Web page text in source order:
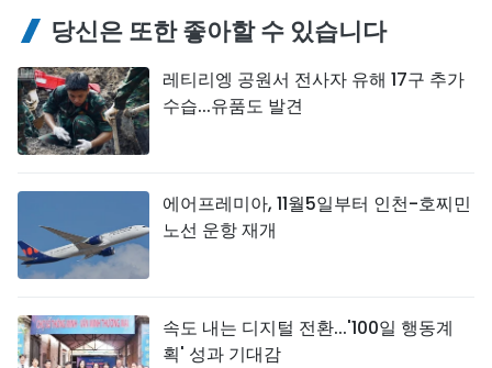
당신은 또한 좋아할 수 있습니다
레티리엥 공원서 전사자 유해 17구 추가
수습...유품도 발견
에어프레미아, 11월5일부터 인천-호찌민
노선 운항 재개
속도 내는 디지털 전환...'100일 행동계
획' 성과 기대감